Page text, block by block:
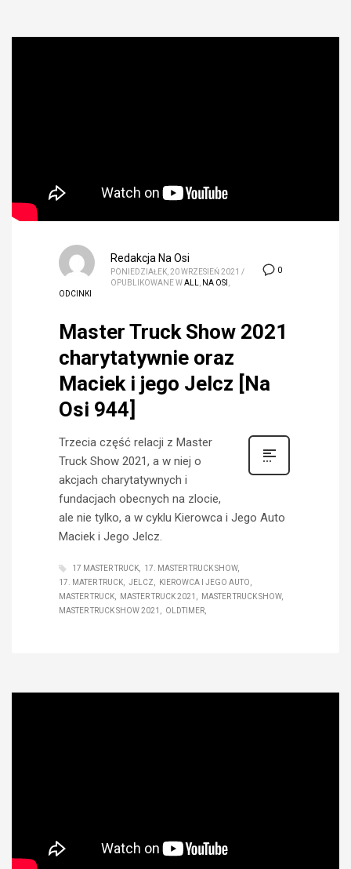
0
Redakcja Na Osi
PONIEDZIAŁEK, 20 WRZESIEŃ 2021 /
OPUBLIKOWANE WALL NA OSI
ODCINKI
Master Truck Show 2021
charytatywnie oraz
Maciek i jego Jelcz [Na
Osi 944]
Trzecia część relacji z Master
Truck Show 2021, a w niej o
akcjach charytatywnych i
fundacjach obecnych na zlocie,
ale nie tylko, a w cyklu Kierowca i Jego Auto
Maciek i Jego Jelcz.
17 MASTER TRUCK
17. MASTER TRUCK SHOW
17. MATER TRUCK
JELCZ
KIEROWCA I JEGO AUTO
MASTER TRUCK
MASTER TRUCK 2021
MASTER TRUCK SHOW
MASTER TRUCK SHOW 2021
OLDTIMER